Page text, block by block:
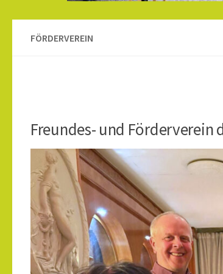
FÖRDERVEREIN
Freundes- und Förderverein